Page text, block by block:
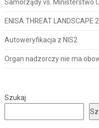
Samorządy vs. Ministerstwo
ENISA THREAT LANDSCAPE
Autoweryfikacja z NIS2
Organ nadzorczy nie ma
Szukaj